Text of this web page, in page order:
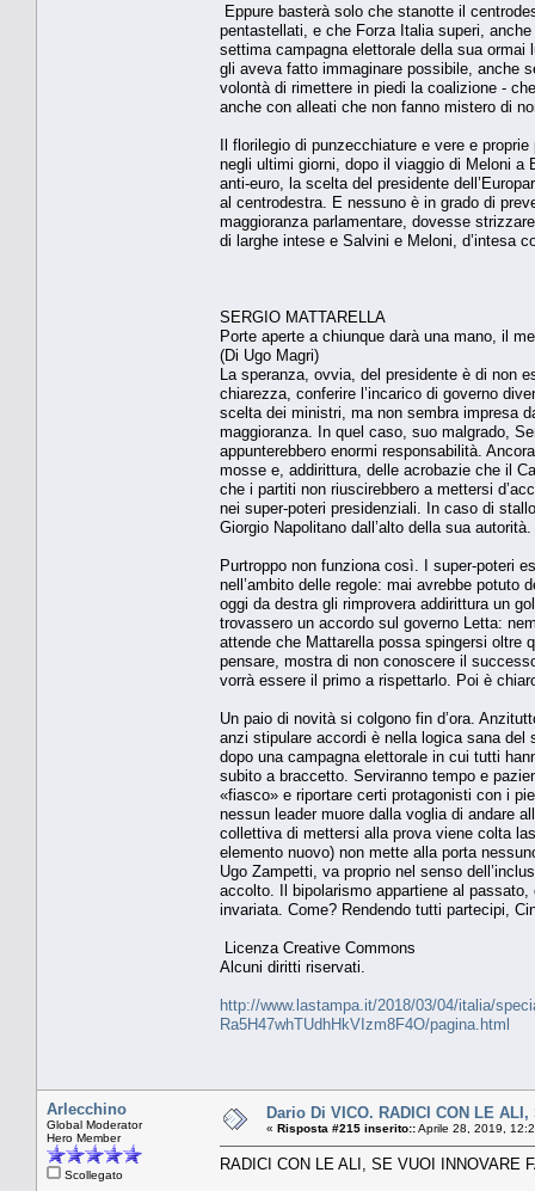
Eppure basterà solo che stanotte il
pentastellati, e che Forza Italia superi,
settima campagna elettorale della sua
gli aveva fatto immaginare possibile, anche
volontà di rimettere in piedi la coalizione -
anche con alleati che non fanno mistero di
Il florilegio di punzecchiature e vere e
negli ultimi giorni, dopo il viaggio di Meloni a
anti-euro, la scelta del presidente
al centrodestra. E nessuno è in grado di
maggioranza parlamentare, dovesse
di larghe intese e Salvini e Meloni, d’intesa
SERGIO MATTARELLA
Porte aperte a chiunque darà una mano, il
(Di Ugo Magri)
La speranza, ovvia, del presidente è di non
chiarezza, conferire l’incarico di governo
scelta dei ministri, ma non sembra impresa
maggioranza. In quel caso, suo malgrado,
appunterebbero enormi responsabilità.
mosse e, addirittura, delle acrobazie che il
che i partiti non riuscirebbero a mettersi
nei super-poteri presidenziali. In caso di
Giorgio Napolitano dall’alto della sua autorità.
Purtroppo non funziona così. I super-poteri
nell’ambito delle regole: mai avrebbe potuto
oggi da destra gli rimprovera addirittura un
trovassero un accordo sul governo Letta:
attende che Mattarella possa spingersi oltre
pensare, mostra di non conoscere il
vorrà essere il primo a rispettarlo. Poi è
Un paio di novità si colgono fin d’ora.
anzi stipulare accordi è nella logica sana del
dopo una campagna elettorale in cui tutti
subito a braccetto. Serviranno tempo e
«fiasco» e riportare certi protagonisti con i
nessun leader muore dalla voglia di andare
collettiva di mettersi alla prova viene colta
elemento nuovo) non mette alla porta
Ugo Zampetti, va proprio nel senso
accolto. Il bipolarismo appartiene al
invariata. Come? Rendendo tutti partecipi,
Licenza Creative Commons
Alcuni diritti riservati.
http://www.lastampa.it/2018/03/04/italia/
Ra5H47whTUdhHkVIzm8F4O/pagina.html
Arlecchino
Global Moderator
Hero Member
Scollegato
Dario Di VICO. RADICI CON LE ALI,
« Risposta #215 inserito::Aprile 28, 2019,
RADICI CON LE ALI, SE VUOI INNOVARE